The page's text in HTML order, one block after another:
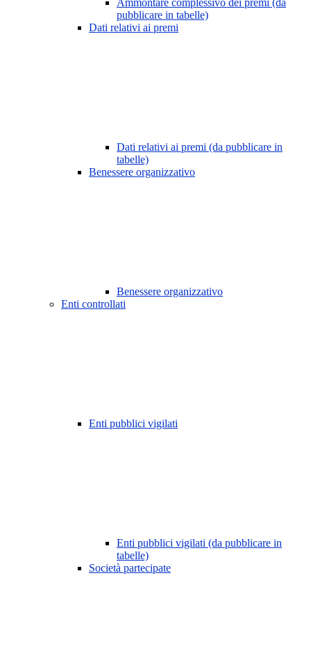
Ammontare complessivo dei premi (da
pubblicare in tabelle)
Dati relativi ai premi
Dati relativi ai premi (da pubblicare in
tabelle)
Benessere organizzativo
Benessere organizzativo
Enti controllati
Enti pubblici vigilati
Enti pubblici vigilati (da pubblicare in
tabelle)
Società partecipate